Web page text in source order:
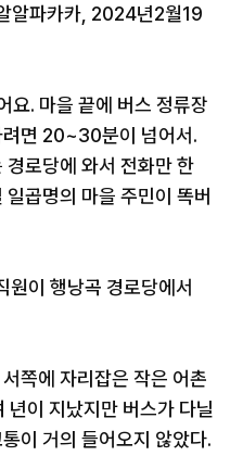
알파카카, 2024년2월19
요. 마을 끝에 버스 정류장
려면 20~30분이 넘어서.
로당에 와서 전화만 한
곱명의 마을 주민이 똑버
원이 행낭곡 경로당에서
쪽에 자리잡은 작은 어촌
이 지났지만 버스가 다닐
이 거의 들어오지 않았다.